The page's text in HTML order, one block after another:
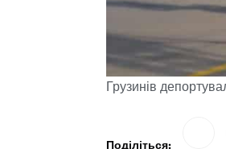
Грузинів
Поділіться: